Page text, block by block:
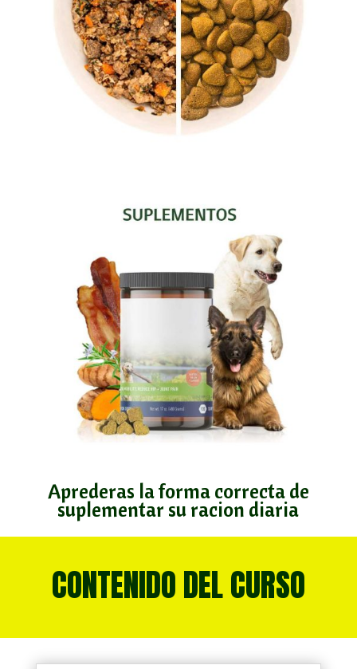
Aprederas la forma correcta de
suplementar su racion diaria
CONTENIDO DEL CURSO